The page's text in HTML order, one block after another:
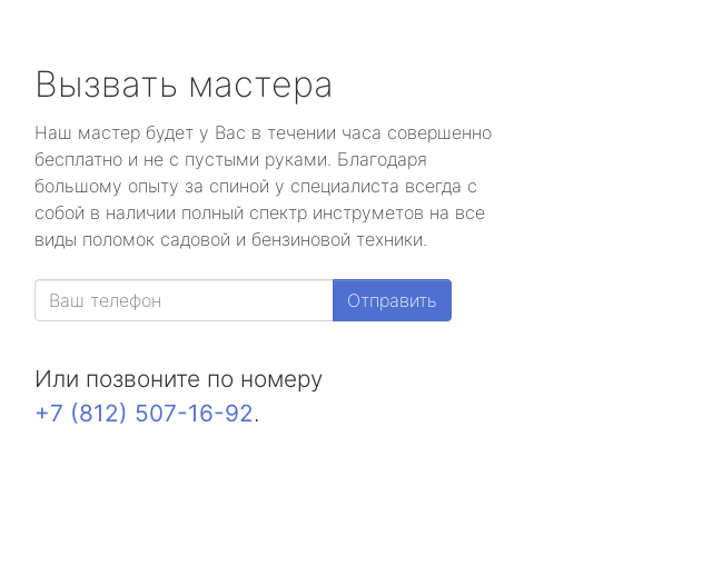
Вызвать мастера
Наш мастер будет у Вас в течении часа совершенно
бесплатно и не с пустыми руками. Благодаря
большому опыту за спиной у специалиста всегда с
собой в наличии полный спектр инструметов на все
виды поломок садовой и бензиновой техники.
Отправить
Или позвоните по номеру
+7 (812) 507-16-92.